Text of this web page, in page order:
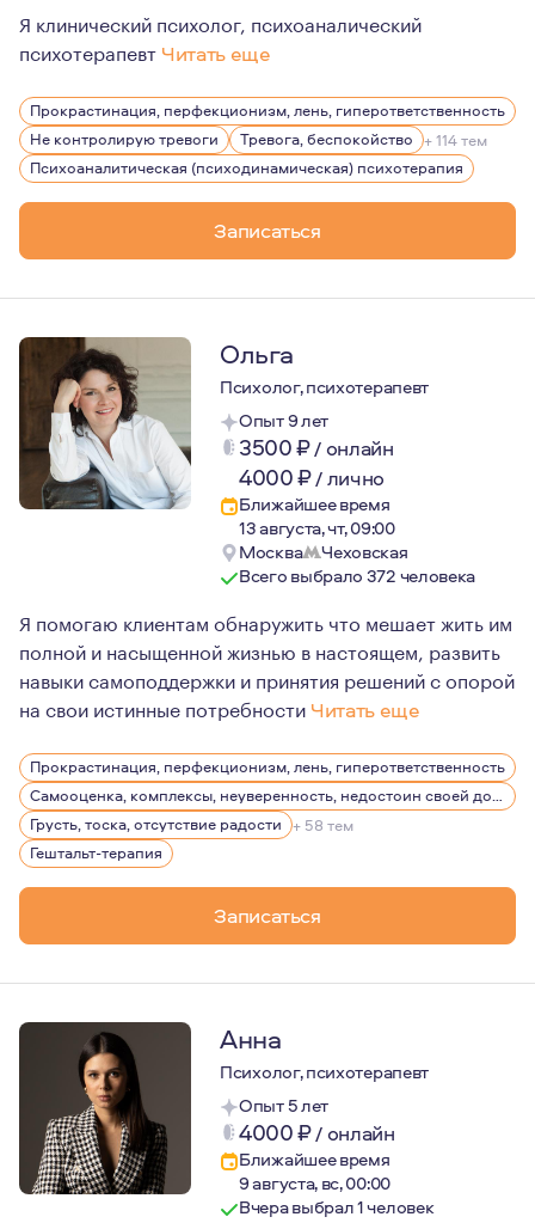
Я клинический психолог, психоаналический
психотерапевт Читать еще
В психоаналитической практике я считаю крайне
Прокрастинация, перфекционизм, лень, гиперответственность
Не контролирую тревоги
Тревога, беспокойство + 114 тем
Психоаналитическая (психодинамическая) психотерапия
Записаться
Ольга
Психолог, психотерапевт
Опыт 9 лет
3500₽/ онлайн
4000₽/лично
Ближайшее время
13 августа, чт, 09:00
Москва
Чеховская
Всего выбрало 372 человека
Я помогаю клиентам обнаружить что мешает жить им
полной и насыщенной жизнью в настоящем, развить
навыки самоподдержки и принятия решений с опорой
на свои истинные потребности Читать еще
Интерес к психологии у меня был всегда сколько я
Психотерапия для меня - бесконечный источник
Прокрастинация, перфекционизм, лень, гиперответственность
Самооценка, комплексы, неуверенность, недостоин своей должности или положения в обществе
Грусть, тоска, отсутствие радости + 58 тем
Гештальт-терапия
Записаться
Анна
Психолог, психотерапевт
Опыт 5 лет
4000₽/ онлайн
Ближайшее время
9 августа, вс, 00:00
Вчера выбрал 1 человек